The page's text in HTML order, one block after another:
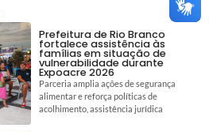
Prefeitura de Rio Branco
fortalece assistência às
famílias em situação de
vulnerabilidade durante
Expoacre 2026
Parceria amplia ações de segurança
alimentar e reforça políticas de
acolhimento, assistência jurídica